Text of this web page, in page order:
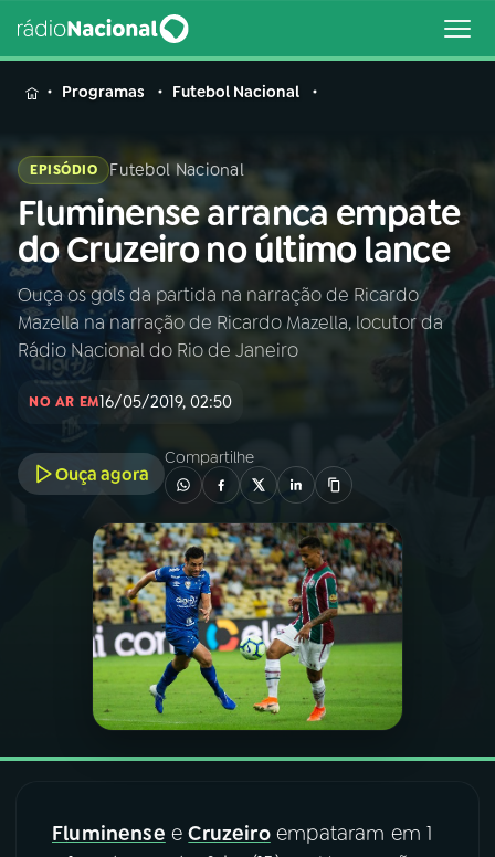
MENU
Buscar
na
Rádio
Nacional
Buscar
AO VIVO
01INÍCIO
02A RÁDIO
PROGRAMAÇÃO
PROGRAMAS
PODCASTS
06VIDEOCASTS
07ÚLTIMAS
Programas Futebol Nacional
EPISÓDIO Futebol Nacional
Fluminense arranca empate
do Cruzeiro no último lance
Ouça os gols da partida na narração de Ricardo
Mazella na narração de Ricardo Mazella, locutor da
Rádio Nacional do Rio de Janeiro
NO AR EM16/05/2019, 02:50
Ouça agora
Compartilhe
Fluminense eCruzeiroempataram em 1